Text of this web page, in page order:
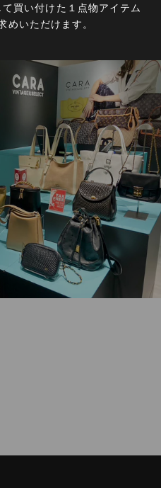
買い付けた１点物アイテム
めいただけます。